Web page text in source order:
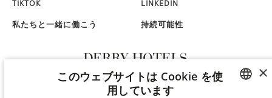
TIKTOK LINKEDIN
私たちと一緒に働こう 持続可能性
×
このウェブサイトは Cookie を使
用しています